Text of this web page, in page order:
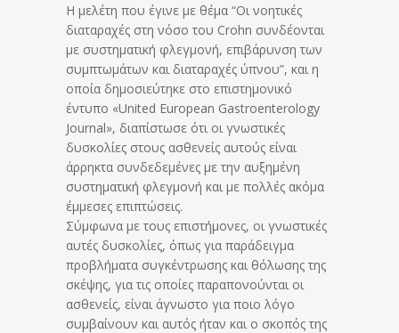
Η μελέτη που έγινε με θέμα “Οι νοητικές
διαταραχές στη νόσο του Crohn συνδέονται
με συστηματική φλεγμονή, επιβάρυνση των
συμπτωμάτων και διαταραχές ύπνου”, και η
οποία δημοσιεύτηκε στο επιστημονικό
έντυπο «United European Gastroenterology
Journal», διαπίστωσε ότι οι γνωστικές
δυσκολίες στους ασθενείς αυτούς είναι
άρρηκτα συνδεδεμένες με την αυξημένη
συστηματική φλεγμονή και με πολλές ακόμα
έμμεσες επιπτώσεις.
Σύμφωνα με τους επιστήμονες, οι γνωστικές
αυτές δυσκολίες, όπως για παράδειγμα
προβλήματα συγκέντρωσης και θόλωσης της
σκέψης, για τις οποίες παραπονούνται οι
ασθενείς, είναι άγνωστο για ποιο λόγο
συμβαίνουν και αυτός ήταν και ο σκοπός της